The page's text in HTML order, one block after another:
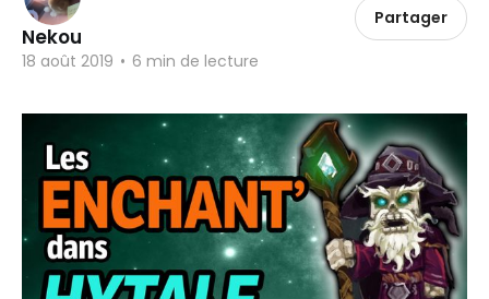
Nekou
18 août 2019 • 6 min de lecture
Partager